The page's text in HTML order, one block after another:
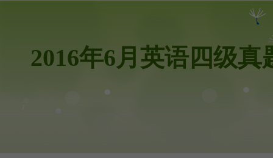
2016年6月英语四级真